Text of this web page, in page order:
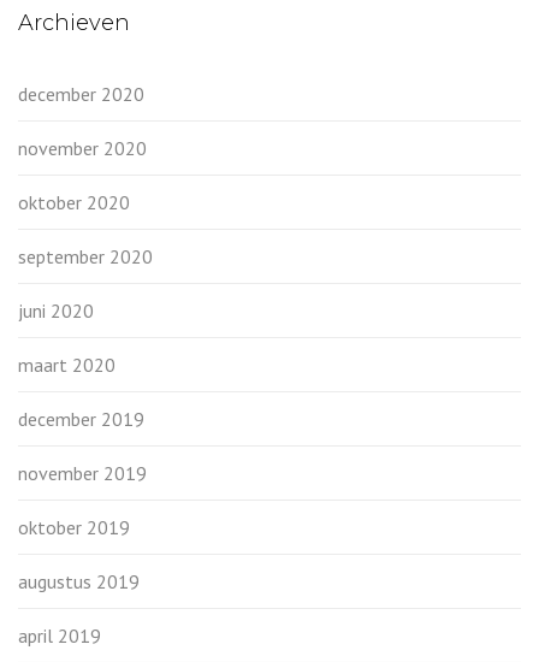
Archieven
december 2020
november 2020
oktober 2020
september 2020
juni 2020
maart 2020
december 2019
november 2019
oktober 2019
augustus 2019
april 2019